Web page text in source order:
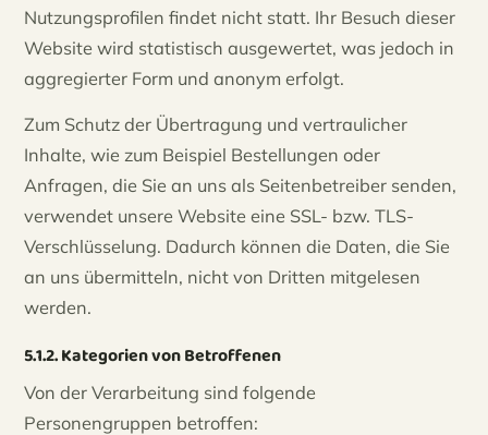
Nutzungsprofilen findet nicht statt. Ihr Besuch dieser
Website wird statistisch ausgewertet, was jedoch in
aggregierter Form und anonym erfolgt.
Zum Schutz der Übertragung und vertraulicher
Inhalte, wie zum Beispiel Bestellungen oder
Anfragen, die Sie an uns als Seitenbetreiber senden,
verwendet unsere Website eine SSL- bzw. TLS-
Verschlüsselung. Dadurch können die Daten, die Sie
an uns übermitteln, nicht von Dritten mitgelesen
werden.
5.1.2. Kategorien von Betroffenen
Von der Verarbeitung sind folgende
Personengruppen betroffen: